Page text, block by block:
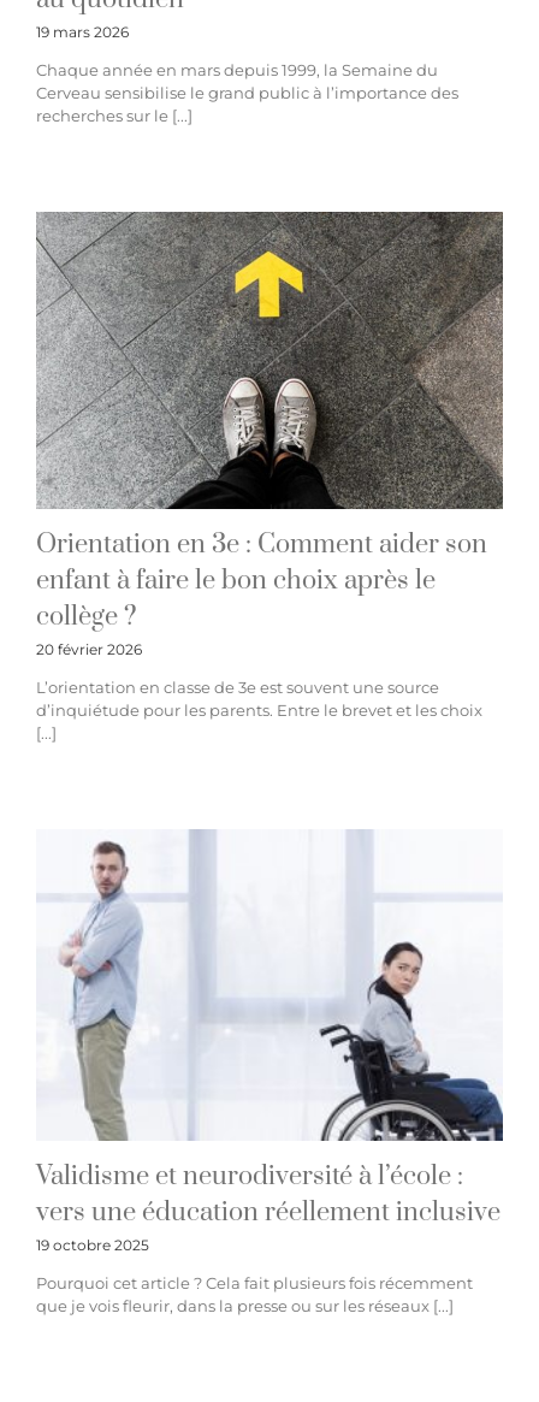
19 mars 2026
Chaque année en mars depuis 1999, la Semaine du
Cerveau sensibilise le grand public à l’importance des
recherches sur le [...]
Orientation en 3e : Comment aider son
enfant à faire le bon choix après le
collège ?
20 février 2026
L’orientation en classe de 3e est souvent une source
d’inquiétude pour les parents. Entre le brevet et les choix
[...]
Validisme et neurodiversité à l’école :
vers une éducation réellement inclusive
19 octobre 2025
Pourquoi cet article ? Cela fait plusieurs fois récemment
que je vois fleurir, dans la presse ou sur les réseaux [...]